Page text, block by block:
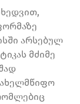
არსებულ
მძიმე